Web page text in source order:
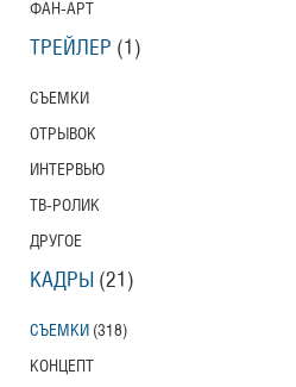
ФАН-АРТ
ТРЕЙЛЕР (1)
СЪЕМКИ
ОТРЫВОК
ИНТЕРВЬЮ
ТВ-РОЛИК
ДРУГОЕ
КАДРЫ (21)
СЪЕМКИ (318)
КОНЦЕПТ